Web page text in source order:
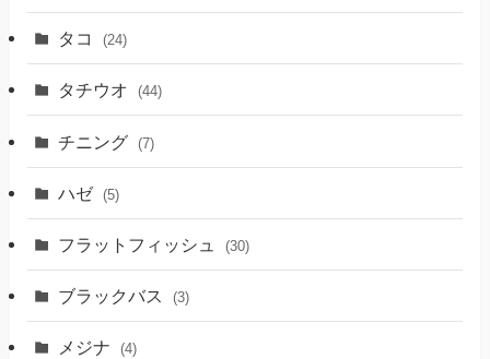
タコ (24)
タチウオ (44)
チニング (7)
ハゼ (5)
フラットフィッシュ (30)
ブラックバス (3)
メジナ (4)